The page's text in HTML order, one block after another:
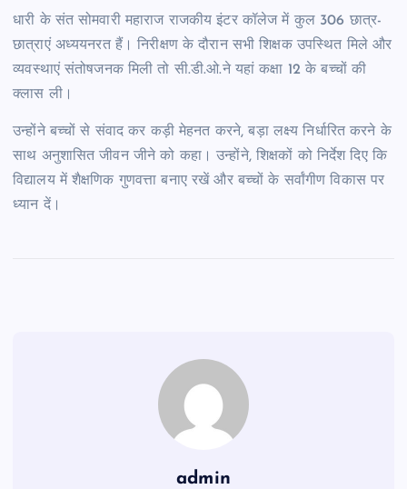
धारी के संत सोमवारी महाराज राजकीय इंटर कॉलेज में कुल 306 छात्र-
छात्राएं अध्ययनरत हैं। निरीक्षण के दौरान सभी शिक्षक उपस्थित मिले और
व्यवस्थाएं संतोषजनक मिली तो सी.डी.ओ.ने यहां कक्षा 12 के बच्चों की
क्लास ली।
उन्होंने बच्चों से संवाद कर कड़ी मेहनत करने, बड़ा लक्ष्य निर्धारित करने के
साथ अनुशासित जीवन जीने को कहा। उन्होंने, शिक्षकों को निर्देश दिए कि
विद्यालय में शैक्षणिक गुणवत्ता बनाए रखें और बच्चों के सर्वांगीण विकास पर
ध्यान दें।
admin